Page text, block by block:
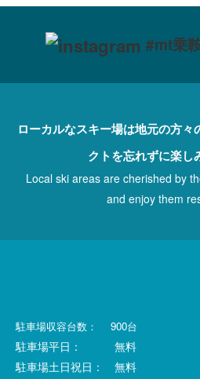
#mt乗
ローカルなスキー場は地元の方
クトを忘れずに楽し
Local ski areas are cherished by
and enjoy them
駐車場収容台数： 900台
駐車場平日： 無料
駐車場土日祝日： 無料